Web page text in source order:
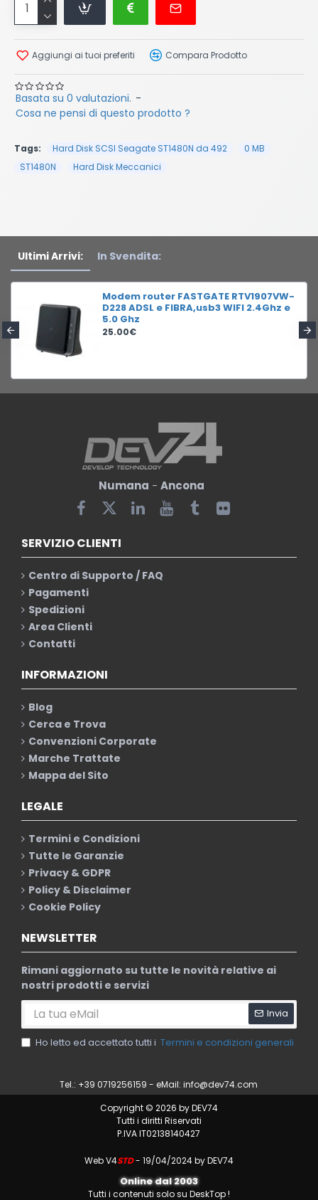
Basata su 0 valutazioni. -
Cosa ne pensi di questo prodotto ?
Aggiungi ai tuoi preferiti Compara Prodotto
Tags: Hard Disk SCSI Seagate ST1480N da 492
0 MB
ST1480N
Hard Disk Meccanici
Ultimi Arrivi: In Svendita:
Modem router FASTGATE RTV1907VW-
D228 ADSL e FIBRA,usb3 WIFI 2.4Ghz e
5.0 Ghz
25.00€
Numana - Ancona
SERVIZIO CLIENTI
Centro di Supporto / FAQ
Pagamenti
Spedizioni
Area Clienti
Contatti
INFORMAZIONI
Blog
Cerca e Trova
Convenzioni Corporate
Marche Trattate
Mappa del Sito
LEGALE
Termini e Condizioni
Tutte le Garanzie
Privacy & GDPR
Policy & Disclaimer
Cookie Policy
NEWSLETTER
Rimani aggiornato su tutte le novità relative ai
nostri prodotti e servizi
Invia
Ho letto ed accettato tutti i Termini e condizioni generali
Tel.: +39 0719256159 - eMail:info@dev74.com
Copyright © 2026 by DEV74
Tutti i diritti Riservati
P.IVA IT02138140427
Web V4STD- 19/04/2024 by DEV74
Online dal 2003
Tutti i contenuti solo su DeskTop !